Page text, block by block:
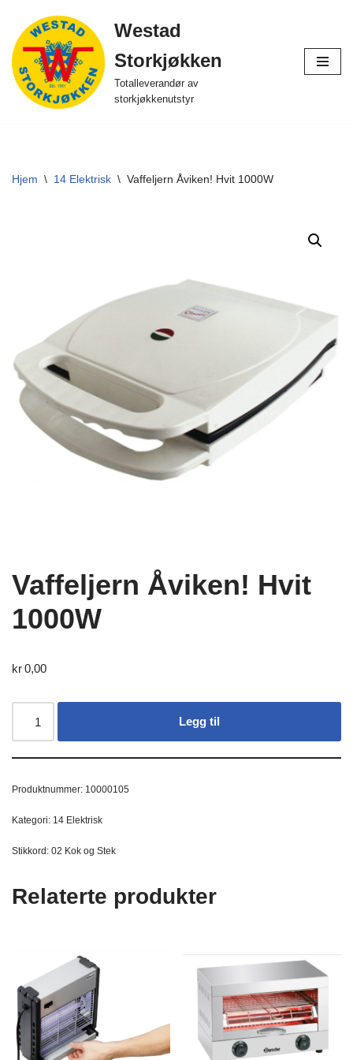
Hopp
til
innholdet
Westad
Storkjøkken
Totalleverandør av
storkjøkkenutstyr
Hjem \ 14 Elektrisk \ Vaffeljern Åviken! Hvit 1000W
Vaffeljern Åviken! Hvit
1000W
kr0,00
Legg til
Produktnummer: 10000105
Kategori: 14 Elektrisk
Stikkord: 02 Kok og Stek
Relaterte produkter